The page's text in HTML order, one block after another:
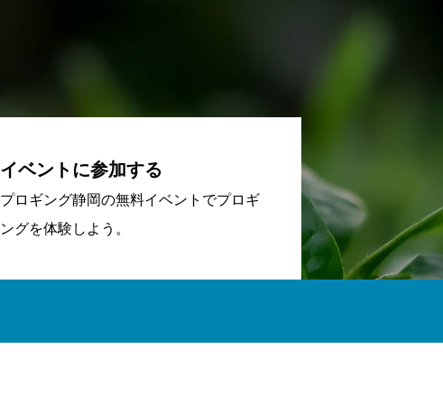
イベントに参加する
プロギング静岡の無料イベントでプロギ
ングを体験しよう。